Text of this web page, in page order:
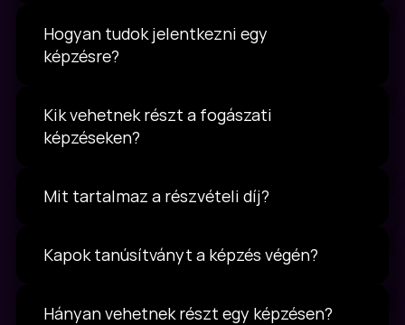
Hogyan tudok jelentkezni egy
képzésre?
Kik vehetnek részt a fogászati
képzéseken?
Mit tartalmaz a részvételi díj?
Kapok tanúsítványt a képzés végén?
Hányan vehetnek részt egy képzésen?